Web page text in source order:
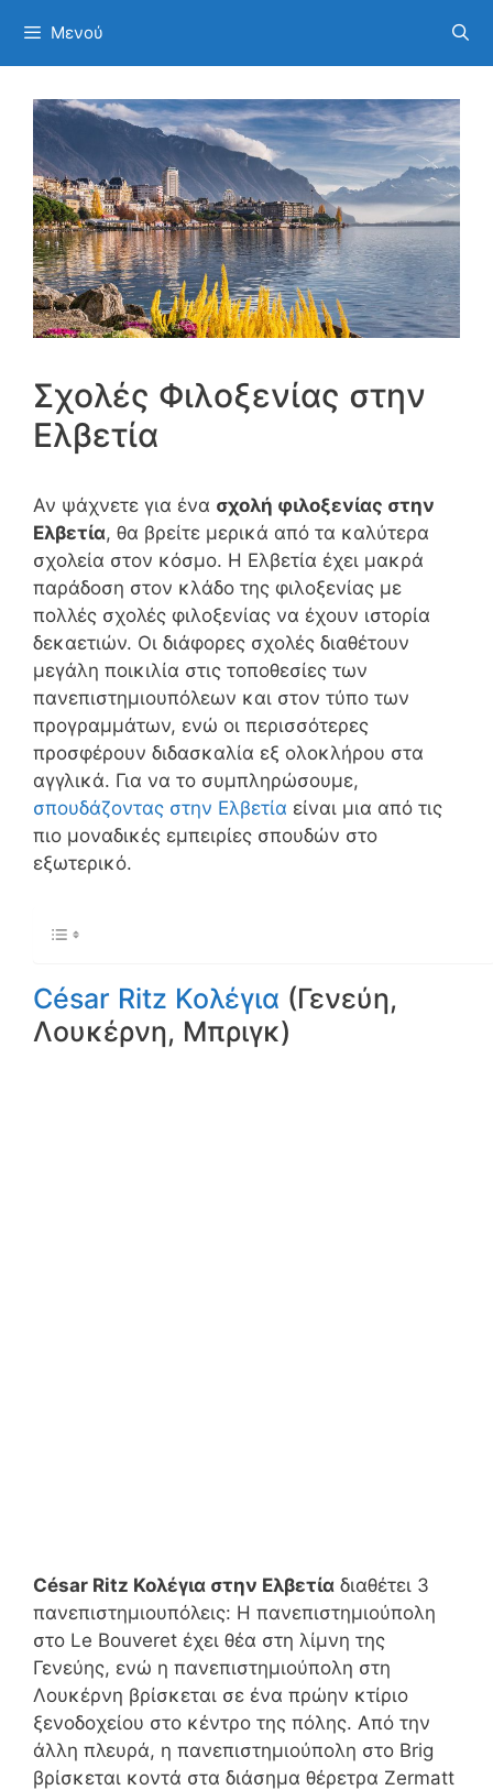
στο
περιεχόμενο
Μενού
Σχολές Φιλοξενίας στην
Ελβετία
Αν ψάχνετε για ένα σχολή φιλοξενίας στην
Ελβετία, θα βρείτε μερικά από τα καλύτερα
σχολεία στον κόσμο. Η Ελβετία έχει μακρά
παράδοση στον κλάδο της φιλοξενίας με
πολλές σχολές φιλοξενίας να έχουν ιστορία
δεκαετιών. Οι διάφορες σχολές διαθέτουν
μεγάλη ποικιλία στις τοποθεσίες των
πανεπιστημιουπόλεων και στον τύπο των
προγραμμάτων, ενώ οι περισσότερες
προσφέρουν διδασκαλία εξ ολοκλήρου στα
αγγλικά. Για να το συμπληρώσουμε,
σπουδάζοντας στην Ελβετία είναι μια από τις
πιο μοναδικές εμπειρίες σπουδών στο
εξωτερικό.
César Ritz Κολέγια (Γενεύη,
Λουκέρνη, Μπριγκ)
César Ritz Κολέγια στην Ελβετία διαθέτει 3
πανεπιστημιουπόλεις: Η πανεπιστημιούπολη
στο Le Bouveret έχει θέα στη λίμνη της
Γενεύης, ενώ η πανεπιστημιούπολη στη
Λουκέρνη βρίσκεται σε ένα πρώην κτίριο
ξενοδοχείου στο κέντρο της πόλης. Από την
άλλη πλευρά, η πανεπιστημιούπολη στο Brig
βρίσκεται κοντά στα διάσημα θέρετρα Zermatt